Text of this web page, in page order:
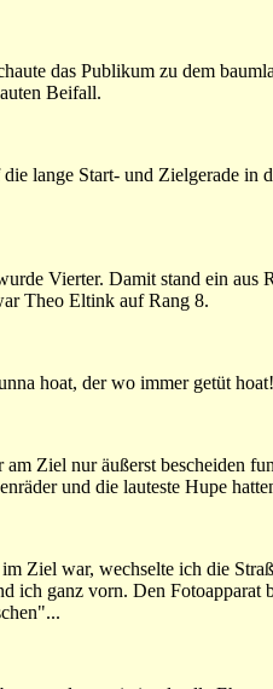
das Publikum zu dem
Beifall.
lange Start- und Zielgerade in
Vierter. Damit stand ein aus
Theo Eltink auf Rang 8.
hoat, der wo immer getüt hoat!
Ziel nur äußerst bescheiden
und die lauteste Hupe
Ziel war, wechselte ich die
ich ganz vorn. Den